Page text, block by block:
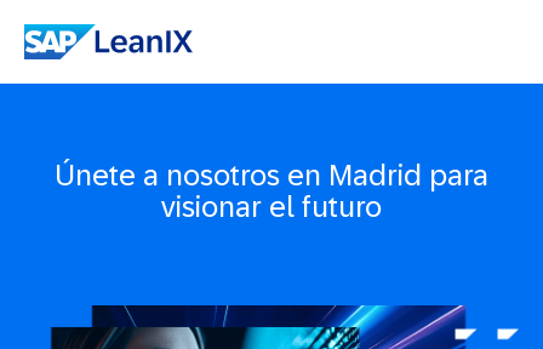
Únete a nosotros en Madrid para
visionar el futuro